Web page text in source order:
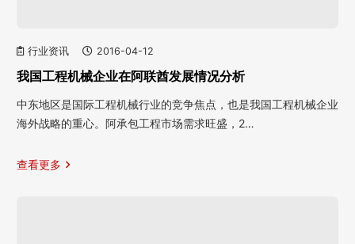
行业资讯 2016-04-12
我国工程机械企业在阿联酋发展情况分析
中东地区是国际工程机械行业的竞争焦点，也是我国工程机械企业
海外战略的重心。阿承包工程市场需求旺盛，2…
查看更多